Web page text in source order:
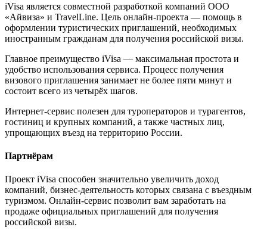
iVisa является совместной разработкой компаний ООО
«Айвиза» и TravelLine. Цель онлайн-проекта — помощь в
оформлении туристических приглашений, необходимых
иностранным гражданам для получения российской визы.
Главное преимущество iVisa — максимальная простота и
удобство использования сервиса. Процесс получения
визового приглашения занимает не более пяти минут и
состоит всего из четырёх шагов.
Интернет-сервис полезен для туроператоров и турагентов,
гостиниц и крупных компаний, а также частных лиц,
упрощающих въезд на территорию России.
Партнёрам
Проект iVisa способен значительно увеличить доход
компаний, бизнес-деятельность которых связана с въездным
туризмом. Онлайн-сервис позволит вам заработать на
продаже официальных приглашений для получения
российской визы.